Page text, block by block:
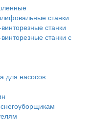
станки
станки
станки с
для насосов